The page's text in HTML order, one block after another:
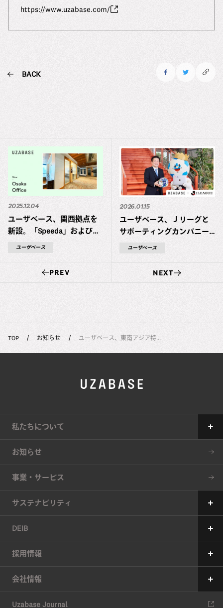
https://www.uzabase.com/
BACK
PREV
2025.12.04
ユーザベース、関西拠点を
新設。「Speeda」および
「Speeda AI Agent」の開発
をさらに強化
ユーザベース
NEXT
2026.01.15
ユーザベース、Ｊリーグと
サポーティングカンパニー
契約を締結
ユーザベース
TOP お知らせ ユーザベース、東南アジア特...
私たちについて
Our Mission
お知らせ
事業・サービス
サステナビリティ
サステナビリティへの考え方
マテリアリティの特定アプローチ
ESG推進体制
DEIB
メッセージ
採用情報
メッセージ
会社情報
会社情報
Uzabase Journal